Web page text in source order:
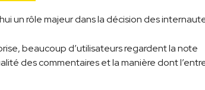
un rôle majeur dans la décision des
beaucoup d’utilisateurs regardent la note
des commentaires et la manière dont